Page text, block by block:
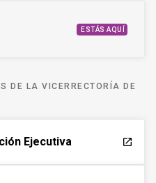
ESTÁS AQUÍ
DE LA VICERRECTORÍA DE
Ejecutiva launch